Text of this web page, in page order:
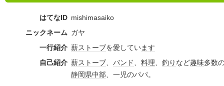
はてなID mishimasaiko
ニックネーム ガヤ
一行紹介 薪ストーブを愛しています
自己紹介 薪ストーブ、 バンド、 料理、 釣り など趣味多数
静岡県中部、一児のパパ。